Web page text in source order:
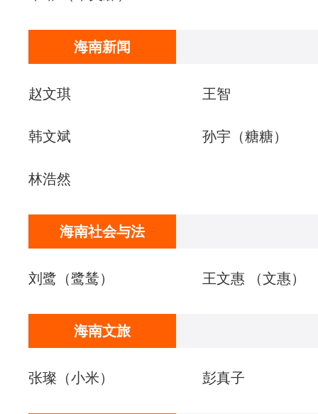
海南新闻
赵文琪 王智
韩文斌 孙宇​（糖糖）
林浩然
海南社会与法
刘鹭（鹭鸶） 王文惠 （文惠）
海南文旅
张璨（小米） 彭真子